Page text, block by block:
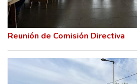
Reunión de Comisión Directiva